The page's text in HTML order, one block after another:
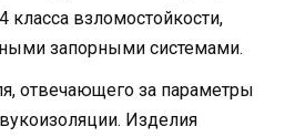
класса взломостойкости,
запорными системами.
отвечающего за параметры
Изделия